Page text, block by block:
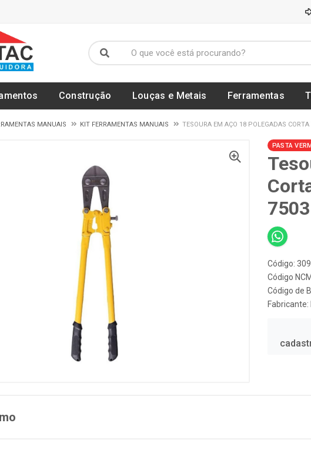
Construção Louças e Metais Ferramentas
MANUAIS KIT FERRAMENTAS MANUAIS TESOURA EM AÇO 18 POLEGADAS
PASTA
7503
Código:
Código
Código de
Fabricante: